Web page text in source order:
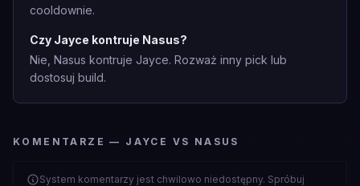
cooldownie.
Czy Jayce kontruje Nasus?
Nie, Nasus kontruje Jayce. Rozważ inny pick lub
dostosuj build.
KOMENTARZE — JAYCE VS NASUS
System komentarzy jest chwilowo niedostępny. Spróbuj